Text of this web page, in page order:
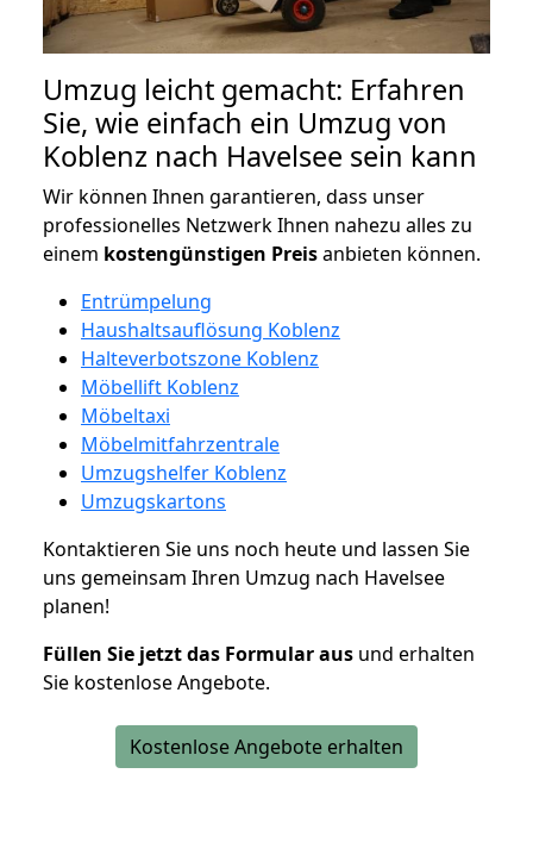
Umzug leicht gemacht: Erfahren
Sie, wie einfach ein Umzug von
Koblenz nach Havelsee sein kann
Wir können Ihnen garantieren, dass unser
professionelles Netzwerk Ihnen nahezu alles zu
einem kostengünstigen Preisanbieten können.
Entrümpelung
Haushaltsauflösung Koblenz
Halteverbotszone Koblenz
Möbellift Koblenz
Möbeltaxi
Möbelmitfahrzentrale
Umzugshelfer Koblenz
Umzugskartons
Kontaktieren Sie uns noch heute und lassen Sie
uns gemeinsam Ihren Umzug nach Havelsee
planen!
Füllen Sie jetzt das Formular aus und erhalten
Sie kostenlose Angebote.
Kostenlose Angebote erhalten